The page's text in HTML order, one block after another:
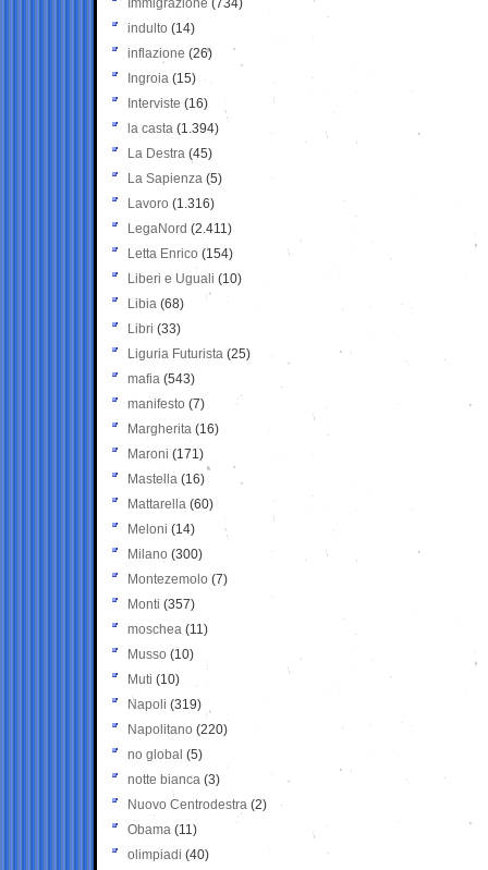
Immigrazione (734)
indulto (14)
inflazione (26)
Ingroia (15)
Interviste (16)
la casta (1.394)
La Destra (45)
La Sapienza (5)
Lavoro (1.316)
LegaNord (2.411)
Letta Enrico (154)
Liberi e Uguali (10)
Libia (68)
Libri (33)
Liguria Futurista (25)
mafia (543)
manifesto (7)
Margherita (16)
Maroni (171)
Mastella (16)
Mattarella (60)
Meloni (14)
Milano (300)
Montezemolo (7)
Monti (357)
moschea (11)
Musso (10)
Muti (10)
Napoli (319)
Napolitano (220)
no global (5)
notte bianca (3)
Nuovo Centrodestra (2)
Obama (11)
olimpiadi (40)